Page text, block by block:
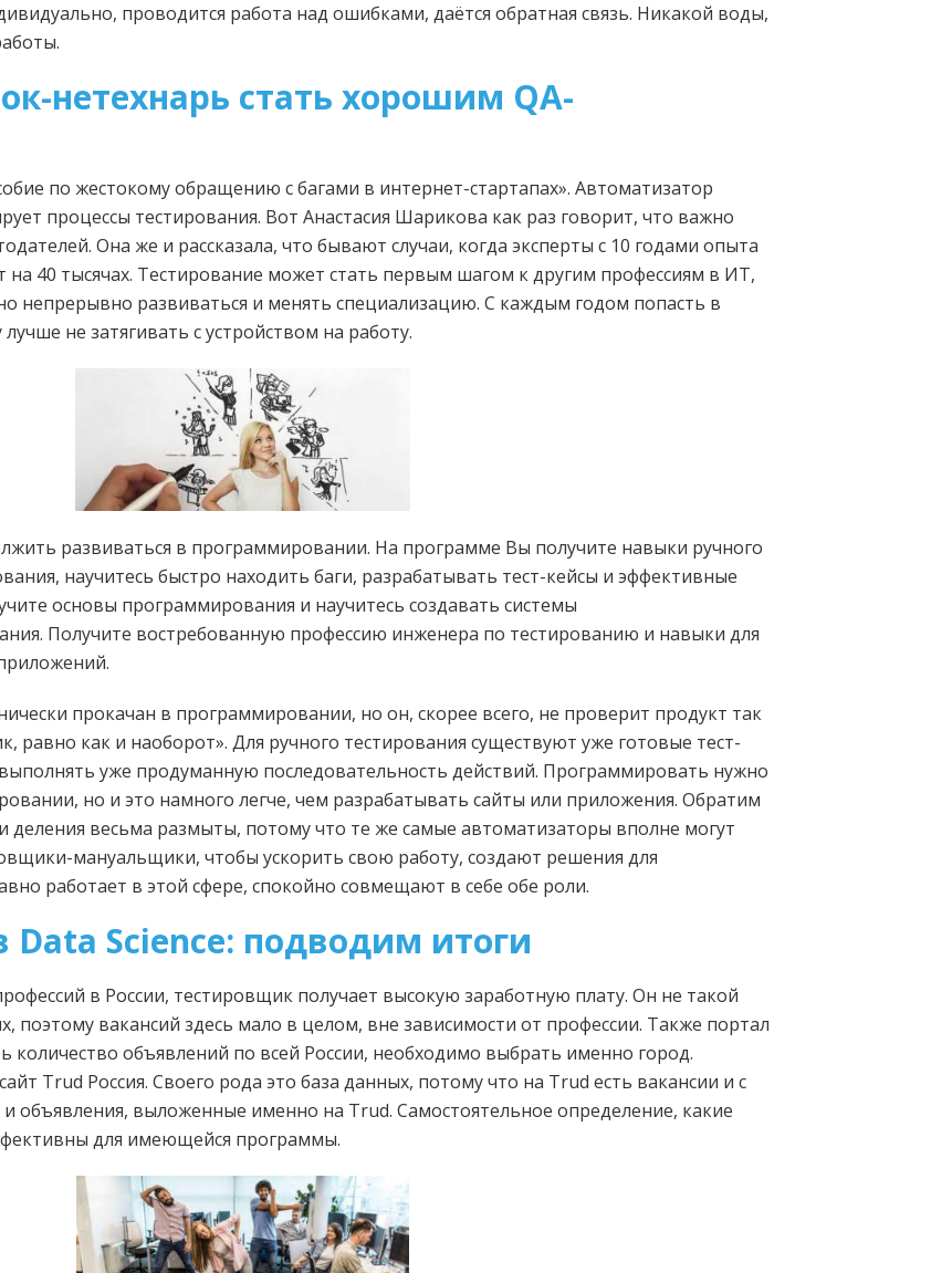
проводится работа над ошибками, даётся обратная связь. Никакой воды,
нетехнарь стать хорошим QA-
по жестокому обращению с багами в интернет-стартапах». Автоматизатор
процессы тестирования. Вот Анастасия Шарикова как раз говорит, что важно
Она же и рассказала, что бывают случаи, когда эксперты с 10 годами опыта
40 тысячах. Тестирование может стать первым шагом к другим профессиям в ИТ,
непрерывно развиваться и менять специализацию. С каждым годом попасть в
не затягивать с устройством на работу.
развиваться в программировании. На программе Вы получите навыки ручного
научитесь быстро находить баги, разрабатывать тест-кейсы и эффективные
основы программирования и научитесь создавать системы
Получите востребованную профессию инженера по тестированию и навыки для
прокачан в программировании, но он, скорее всего, не проверит продукт так
равно как и наоборот». Для ручного тестирования существуют уже готовые тест-
уже продуманную последовательность действий. Программировать нужно
но и это намного легче, чем разрабатывать сайты или приложения. Обратим
деления весьма размыты, потому что те же самые автоматизаторы вполне могут
мануальщики, чтобы ускорить свою работу, создают решения для
работает в этой сфере, спокойно совмещают в себе обе роли.
Science: подводим итоги
в России, тестировщик получает высокую заработную плату. Он не такой
поэтому вакансий здесь мало в целом, вне зависимости от профессии. Также портал
количество объявлений по всей России, необходимо выбрать именно город.
Trud Россия. Своего рода это база данных, потому что на Trud есть вакансии и с
и объявления, выложенные именно на Trud. Самостоятельное определение, какие
для имеющейся программы.